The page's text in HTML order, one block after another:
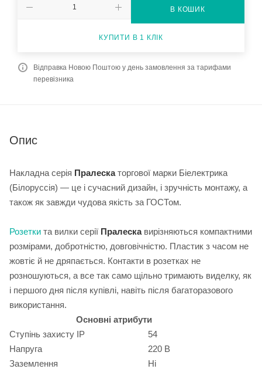
В КОШИК
КУПИТИ В 1 КЛІК
Відправка Новою Поштою у день замовлення за тарифами
перевізника
Опис
Накладна серія Пралескаторгової марки Біелектрика
(Білоруссія) — це і сучасний дизайн, і зручність монтажу, а
також як завжди чудова якість за ГОСТом.
Розетки та вилки серії Пралескавирізняються компактними
розмірами, добротністю, довговічністю. Пластик з часом не
жовтіє й не дряпається. Контакти в розетках не
розношуються, а все так само щільно тримають виделку, як
і першого дня після купівлі, навіть після багаторазового
використання.
Основні атрибути
Ступінь захисту IP
54
Напруга
220 В
Заземлення
Ні